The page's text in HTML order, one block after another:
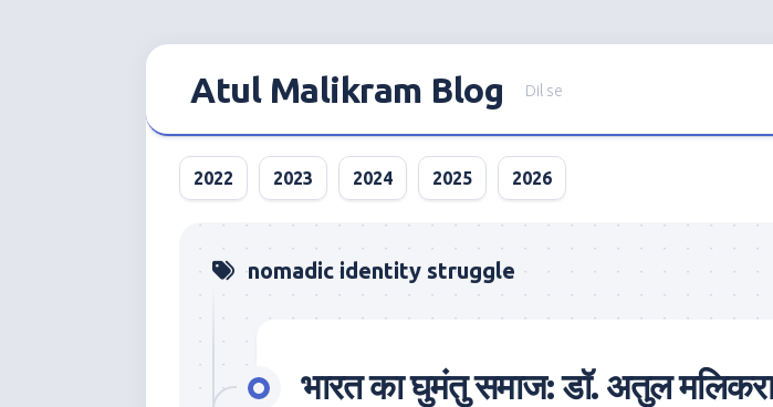
Atul Malikram Blog Dil se
2022 2023 2024 2025 2026
nomadic identity struggle
भारत का घुमंतु समाज: डॉ. अतुल